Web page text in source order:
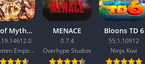
Age of Mythology: Retold
Forgotten Empires
MENACE
0.7.4
Overhype Studios
Bloons TD 6
55.1.10912
Ninja Kiwi